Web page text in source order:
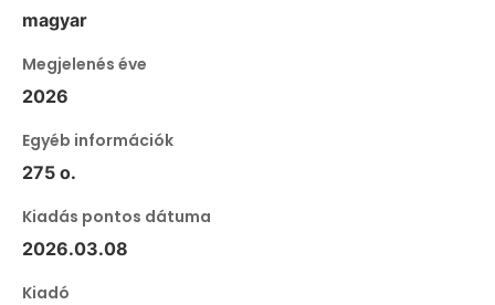
magyar
Megjelenés éve
2026
Egyéb információk
275 o.
Kiadás pontos dátuma
2026.03.08
Kiadó